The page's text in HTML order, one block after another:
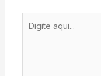
aqui...